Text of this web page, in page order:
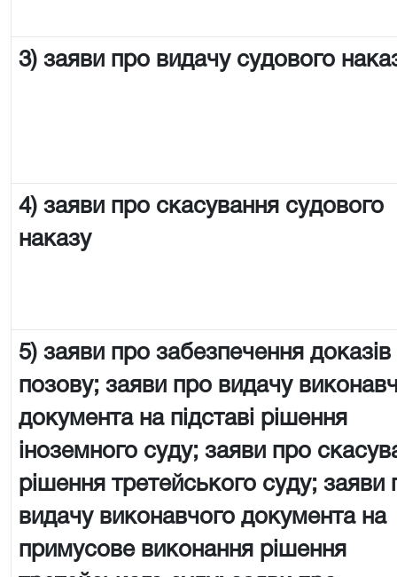
3) заяви про видачу судового
4) заяви про скасування судового
наказу
5) заяви про забезпечення
позову; заяви про видачу
документа на підставі рішення
іноземного суду; заяви про
рішення третейського суду; заяви
видачу виконавчого документа на
примусове виконання рішення